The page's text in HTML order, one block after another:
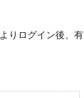
よりログイン後、有